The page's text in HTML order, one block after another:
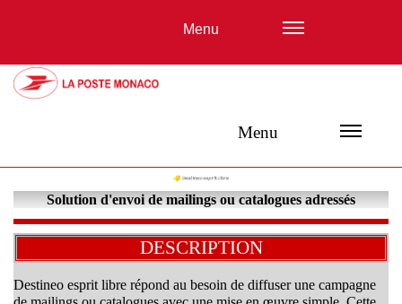
Menu
Menu
Solution d'envoi de mailings ou catalogues adressés
DESCRIPTION
Destineo esprit libre répond au besoin de diffuser une campagne